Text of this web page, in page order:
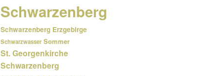
Schwarzenberg
Schwarzenberg Erzgebirge
Schwarzwasser Sommer
St. Georgenkirche
Schwarzenberg